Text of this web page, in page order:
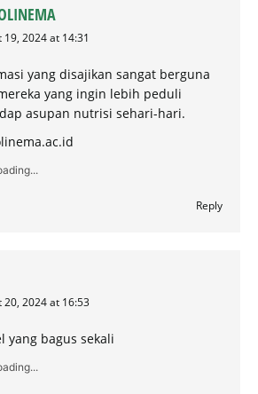
19, 2024 at 14:31
yang disajikan sangat berguna
yang ingin lebih peduli
asupan nutrisi sehari-hari.
Reply
20, 2024 at 16:53
yang bagus sekali